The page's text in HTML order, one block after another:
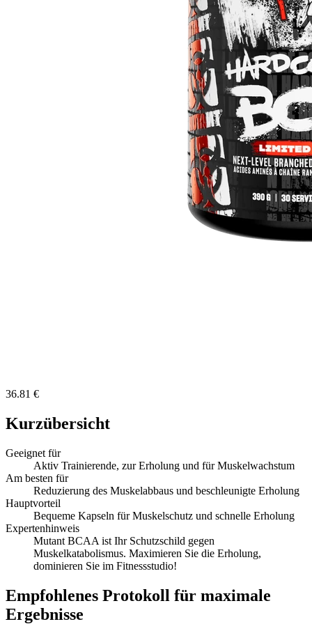
36.81 €
Kurzübersicht
Geeignet für
Aktiv Trainierende, zur Erholung und für Muskelwachstum
Am besten für
Reduzierung des Muskelabbaus und beschleunigte Erholung
Hauptvorteil
Bequeme Kapseln für Muskelschutz und schnelle Erholung
Expertenhinweis
Mutant BCAA ist Ihr Schutzschild gegen
Muskelkatabolismus. Maximieren Sie die Erholung,
dominieren Sie im Fitnessstudio!
Empfohlenes Protokoll für maximale
Ergebnisse